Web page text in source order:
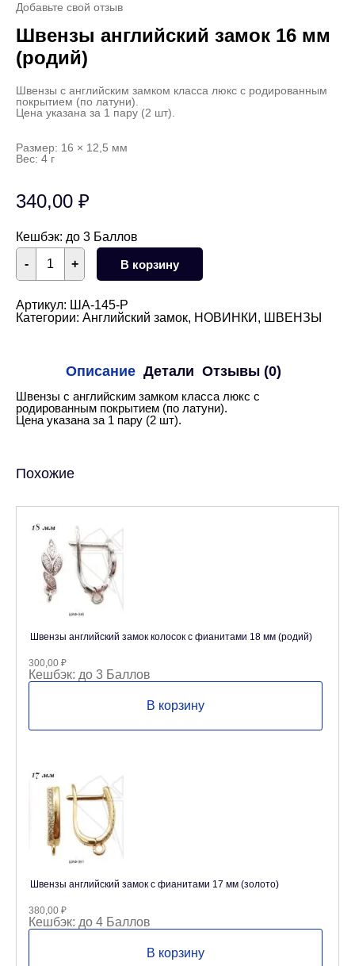
Добавьте свой отзыв
Швензы английский замок 16 мм
(родий)
Швензы с английским замком класса люкс с родированным
покрытием (по латуни).
Цена указана за 1 пару (2 шт).
Размер: 16 × 12,5 мм
Вес: 4 г
340,00 ₽
Кешбэк: до 3 Баллов
+
Количество
товара
Швензы
замок
16
- В корзину
Артикул: ША-145-Р
Категории: Английский замок, НОВИНКИ , ШВЕНЗЫ
Описание Детали Отзывы (0)
Швензы с английским замком класса люкс с
родированным покрытием (по латуни).
Цена указана за 1 пару (2 шт).
Похожие
Швензы английский замок колосок с фианитами 18 мм (родий)
300,00 ₽
Кешбэк: до 3 Баллов
В корзину
Швензы английский замок с фианитами 17 мм (золото)
380,00 ₽
Кешбэк: до 4 Баллов
В корзину